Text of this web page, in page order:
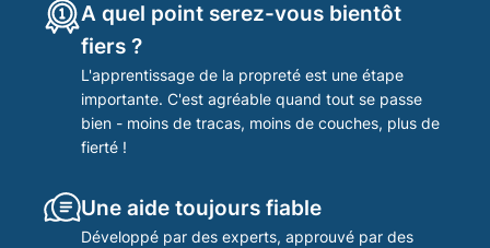
A quel point serez-vous bientôt
fiers ?
L'apprentissage de la propreté est une étape
importante. C'est agréable quand tout se passe
bien - moins de tracas, moins de couches, plus de
fierté !
Une aide toujours fiable
Développé par des experts, approuvé par des